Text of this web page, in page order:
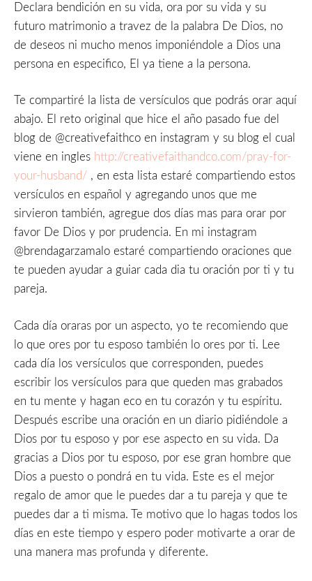
Declara bendición en su vida, ora por su vida y su
futuro matrimonio a travez de la palabra De Dios, no
de deseos ni mucho menos imponiéndole a Dios una
persona en especifico, El ya tiene a la persona.
Te compartiré la lista de versículos que podrás orar aquí
abajo. El reto original que hice el año pasado fue del
blog de @creativefaithco en instagram y su blog el cual
viene en ingles http://creativefaithandco.com/pray-for-
your-husband/ , en esta lista estaré compartiendo estos
versículos en español y agregando unos que me
sirvieron también, agregue dos días mas para orar por
favor De Dios y por prudencia. En mi instagram
@brendagarzamalo estaré compartiendo oraciones que
te pueden ayudar a guiar cada dia tu oración por ti y tu
pareja.
Cada día oraras por un aspecto, yo te recomiendo que
lo que ores por tu esposo también lo ores por ti. Lee
cada día los versículos que corresponden, puedes
escribir los versículos para que queden mas grabados
en tu mente y hagan eco en tu corazón y tu espíritu.
Después escribe una oración en un diario pidiéndole a
Dios por tu esposo y por ese aspecto en su vida. Da
gracias a Dios por tu esposo, por ese gran hombre que
Dios a puesto o pondrá en tu vida. Este es el mejor
regalo de amor que le puedes dar a tu pareja y que te
puedes dar a ti misma. Te motivo que lo hagas todos los
días en este tiempo y espero poder motivarte a orar de
una manera mas profunda y diferente.